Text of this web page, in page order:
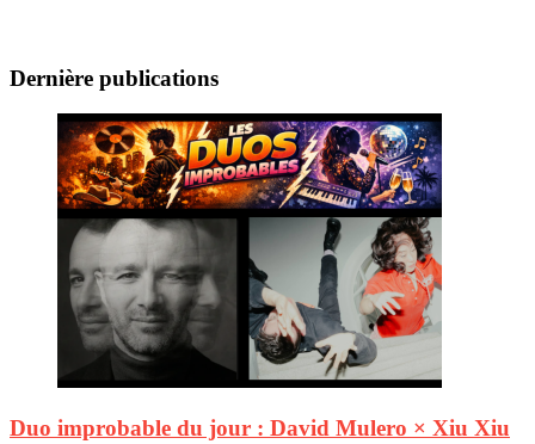
Dernière publications
Duo improbable du jour : David Mulero × Xiu Xiu